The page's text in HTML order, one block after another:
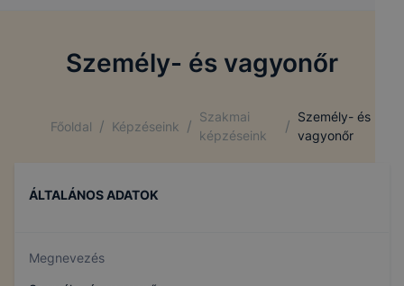
Személy- és vagyonőr
Főoldal / Képzéseink /
Szakmai
képzéseink
/
Személy- és
vagyonőr
ÁLTALÁNOS ADATOK
Megnevezés